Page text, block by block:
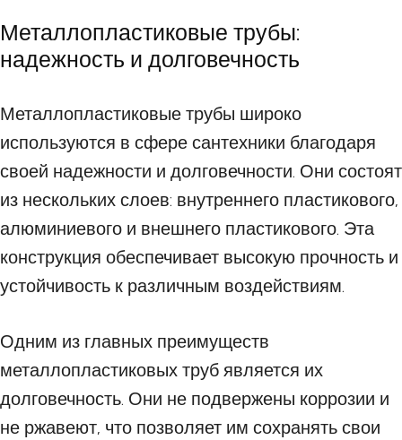
Металлопластиковые трубы:
надежность и долговечность
Металлопластиковые трубы широко
используются в сфере сантехники благодаря
своей надежности и долговечности. Они состоят
из нескольких слоев: внутреннего пластикового,
алюминиевого и внешнего пластикового. Эта
конструкция обеспечивает высокую прочность и
устойчивость к различным воздействиям.
Одним из главных преимуществ
металлопластиковых труб является их
долговечность. Они не подвержены коррозии и
не ржавеют, что позволяет им сохранять свои